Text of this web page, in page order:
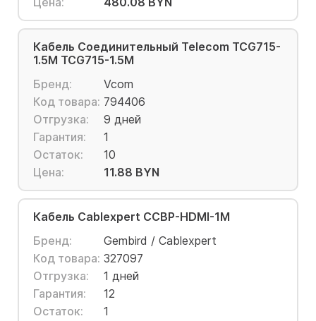
Кабель Соединительный Telecom TCG715-
1.5M TCG715-1.5M
Бренд:
Vcom
Код товара: 794406
Отгрузка:
9 дней
Гарантия:
1
Остаток:
10
Цена:
11.88 BYN
Кабель Cablexpert CCBP-HDMI-1M
Бренд:
Gembird / Cablexpert
Код товара: 327097
Отгрузка:
1 дней
Гарантия:
12
Остаток:
1